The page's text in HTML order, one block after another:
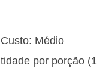
Médio
por porção (1